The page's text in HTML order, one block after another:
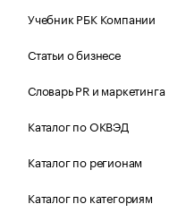
Учебник РБК Компании
Статьи о бизнесе
Словарь PR и маркетинга
Каталог по ОКВЭД
Каталог по регионам
Каталог по категориям